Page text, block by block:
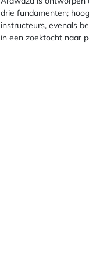
drie fundamenten;
instructeurs, evenals
in een zoektocht naar